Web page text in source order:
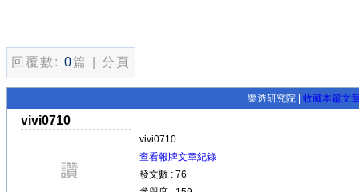
回覆數: 0篇 | 分頁
樂透研究院 | 收藏本篇文
vivi0710
vivi0710
查看報牌文章紀錄
發文數 : 76